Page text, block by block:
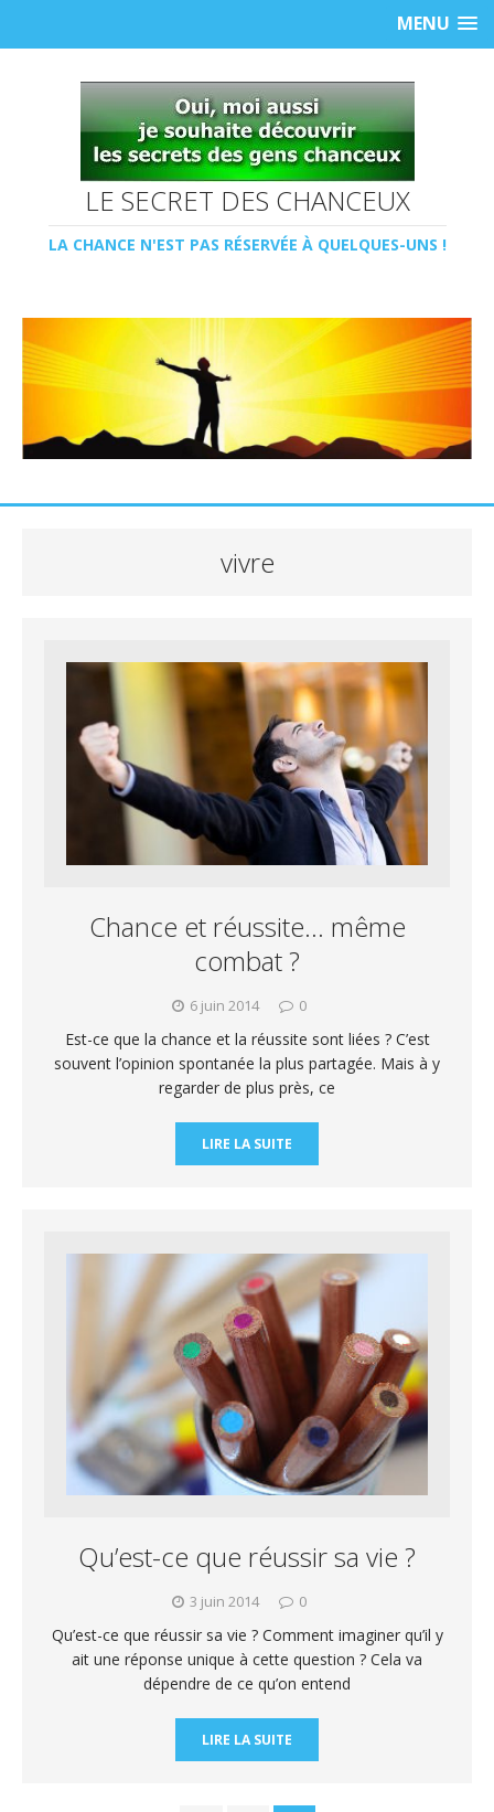
MENU
LE SECRET DES CHANCEUX
LA CHANCE N'EST PAS RÉSERVÉE À QUELQUES-UNS !
vivre
Chance et réussite… même
combat ?
6 juin 2014 0
Est-ce que la chance et la réussite sont liées ? C’est
souvent l’opinion spontanée la plus partagée. Mais à y
regarder de plus près, ce
LIRE LA SUITE
Qu’est-ce que réussir sa vie ?
3 juin 2014 0
Qu’est-ce que réussir sa vie ? Comment imaginer qu’il y
ait une réponse unique à cette question ? Cela va
dépendre de ce qu’on entend
LIRE LA SUITE